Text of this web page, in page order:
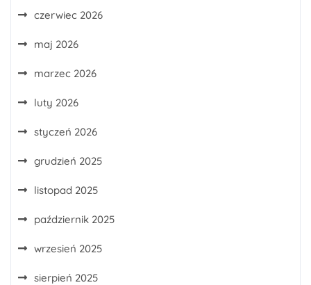
czerwiec 2026
maj 2026
marzec 2026
luty 2026
styczeń 2026
grudzień 2025
listopad 2025
październik 2025
wrzesień 2025
sierpień 2025